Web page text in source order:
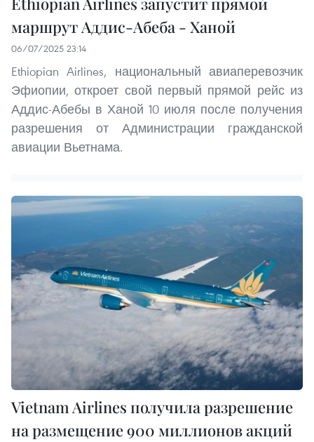
маршрут Аддис-Абеба - Ханой
06/07/2025 23:14
Ethiopian Airlines, национальный авиаперевозчик
Эфиопии, откроет свой первый прямой рейс из
Аддис-Абебы в Ханой 10 июля после получения
разрешения от Администрации гражданской
авиации Вьетнама.
Vietnam Airlines получила разрешение
на размещение 900 миллионов акций